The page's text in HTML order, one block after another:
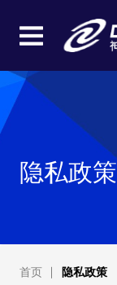
隐私政策
首页 隐私政策